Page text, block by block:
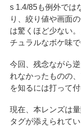
s 1.4/85も例外では
り、絞り値や画面
は驚くほど少ない
チュラルなボケ味
今回、残念ながら
れなかったものの
を知るには打って
現在、本レンズは
タグが添えられて